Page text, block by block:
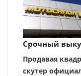
Срочный
Продавая
скутер